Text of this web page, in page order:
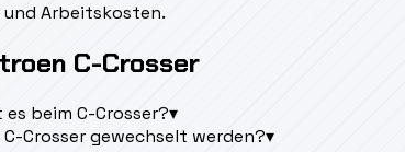
Arbeitskosten.
C-Crosser
beim C-Crosser?▾
Crosser gewechselt werden?▾